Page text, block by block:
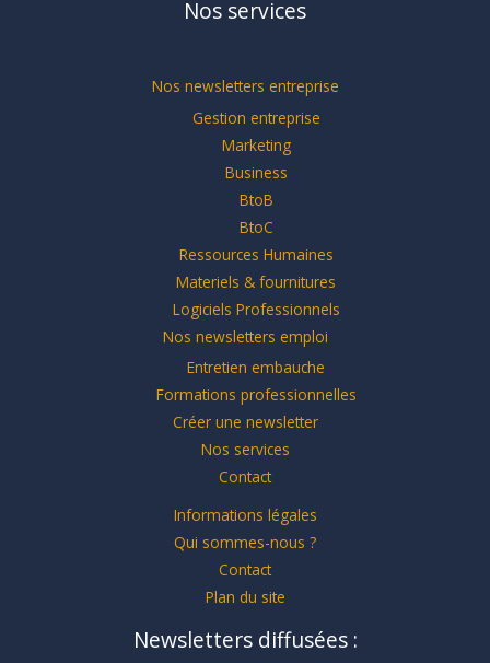
Nos services
Nos newsletters entreprise
Gestion entreprise
Marketing
Business
BtoB
BtoC
Ressources Humaines
Materiels & fournitures
Logiciels Professionnels
Nos newsletters emploi
Entretien embauche
Formations professionnelles
Créer une newsletter
Nos services
Contact
Informations légales
Qui sommes-nous ?
Contact
Plan du site
Newsletters diffusées :